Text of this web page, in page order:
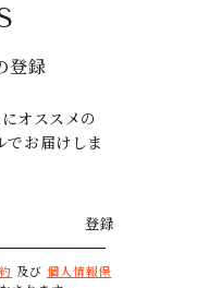
登録
オススメの
でお届けしま
登録
及び 個人情報保